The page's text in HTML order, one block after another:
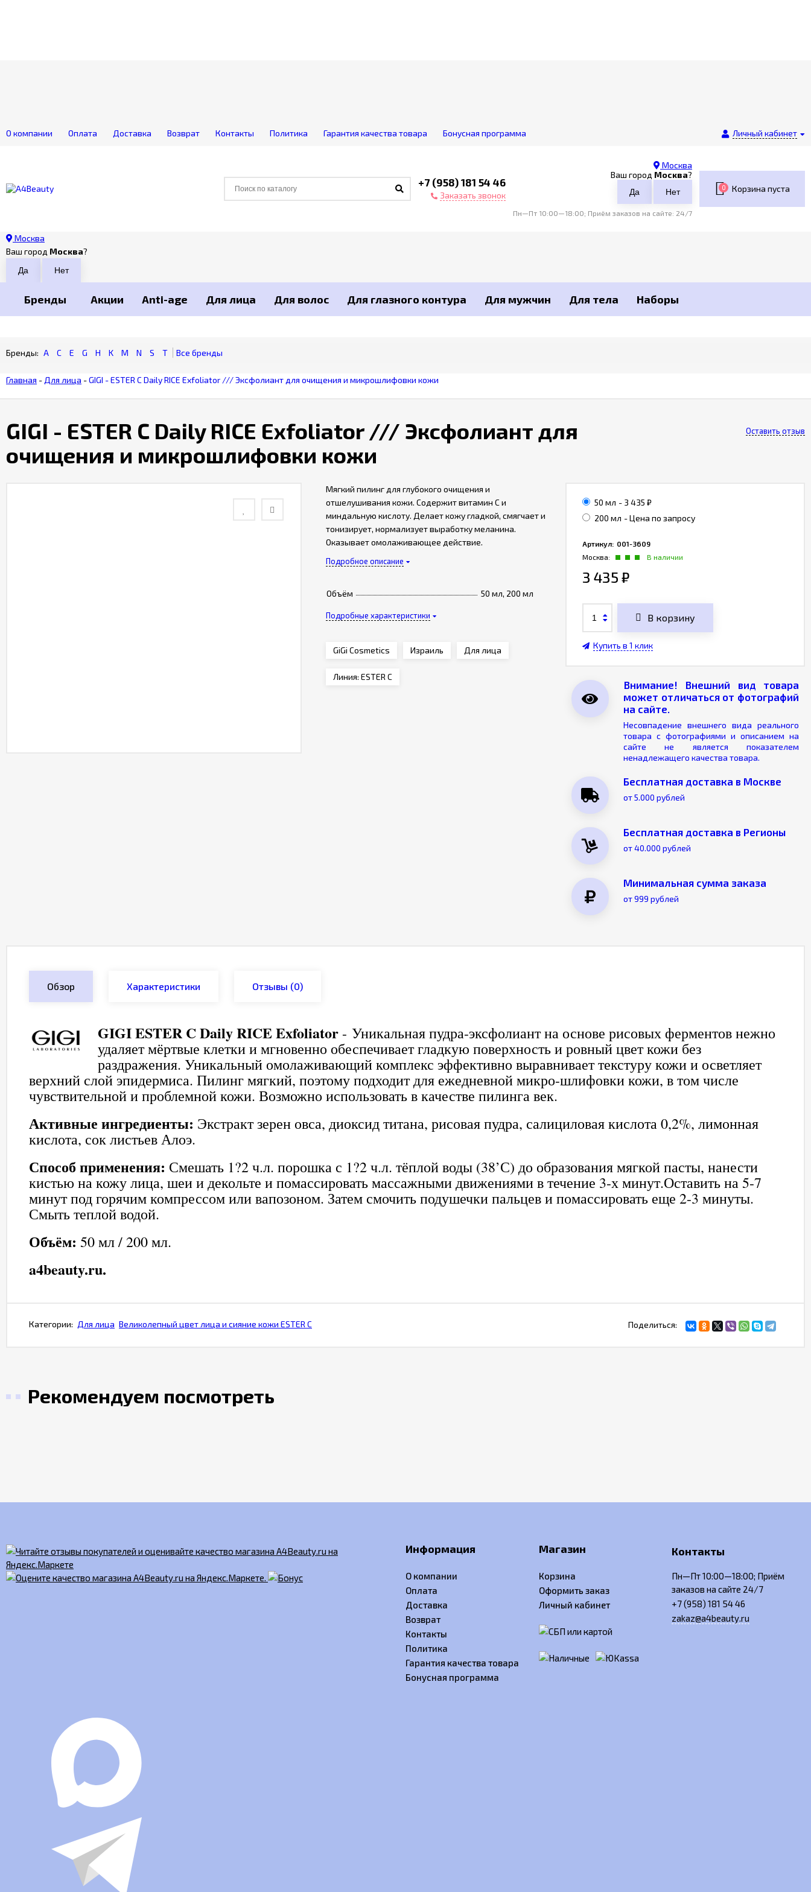
Личный кабинет
О компании Оплата Доставка Возврат Контакты Политика Гарантия качества товара Бонусная программа
+7 (958) 181 54 46
Заказать звонок
Москва
Ваш город Москва?
Пн—Пт 10:00—18:00; Приём заказов на сайте: 24/7
0 Корзина пуста
Москва
Ваш город Москва?
Бренды Акции Anti-age Для лица Для волос Для глазного контура Для мужчин Для тела Наборы
A C E G H K M N S T
Главная - Для лица -GIGI - ESTER C Daily RICE Exfoliator /// Эксфолиант для очищения и микрошлифовки кожи
GIGI - ESTER C Daily RICE Exfoliator /// Эксфолиант для
очищения и микрошлифовки кожи
Оставить отзыв
Мягкий пилинг для глубокого очищения и
отшелушивания кожи. Содержит витамин С и
миндальную кислоту. Делает кожу гладкой, смягчает и
тонизирует, нормализует выработку меланина.
Оказывает омолаживающее действие.
Подробное описание
Объём 50 мл, 200 мл
Подробные характеристики
GiGi Cosmetics Израиль Для лица
Линия: ESTER C
50 мл - 3 435 ₽
200 мл - Цена по запросу
Артикул: 001-3609
Москва:
В наличии
3 435 ₽
В корзину
Купить в 1 клик
Внимание! Внешний вид товара
может отличаться от фотографий
на сайте.
Несовпадение внешнего вида реального
товара с фотографиями и описанием на
сайте не является показателем
ненадлежащего качества товара.
Бесплатная доставка в Москве
от 5.000 рублей
Бесплатная доставка в Регионы
от 40.000 рублей
Минимальная сумма заказа
от 999 рублей
Обзор Характеристики Отзывы (0)
GIGI ESTER C Daily RICE Exfoliator - Уникальная пудра-эксфолиант на основе рисовых ферментов нежно
удаляет мёртвые клетки и мгновенно обеспечивает гладкую поверхность и ровный цвет кожи без
раздражения. Уникальный омолаживающий комплекс эффективно выравнивает текстуру кожи и осветляет
верхний слой эпидермиса. Пилинг мягкий, поэтому подходит для ежедневной микро-шлифовки кожи, в том числе
чувствительной и проблемной кожи. Возможно использовать в качестве пилинга век.
Активные ингредиенты: Экстракт зерен овса, диоксид титана, рисовая пудра, салициловая кислота 0,2%, лимонная
кислота, сок листьев Алоэ.
Способ применения: Смешать 1?2 ч.л. порошка с 1?2 ч.л. тёплой воды (38’С) до образования мягкой пасты, нанести
кистью на кожу лица, шеи и декольте и помассировать массажными движениями в течение 3-х минут.Оставить на 5-7
минут под горячим компрессом или вапозоном. Затем смочить подушечки пальцев и помассировать еще 2-3 минуты.
Смыть теплой водой.
Объём: 50 мл / 200 мл.
a4beauty.ru.
Поделиться:
Категории: Для лица Великолепный цвет лица и сияние кожи ESTER C
Рекомендуем посмотреть
Информация
О компании
Оплата
Доставка
Возврат
Контакты
Политика
Гарантия качества товара
Бонусная программа
Магазин
Корзина
Оформить заказ
Личный кабинет
Контакты
Пн—Пт 10:00—18:00; Приём
заказов на сайте 24/7
+7 (958) 181 54 46
zakaz@a4beauty.ru